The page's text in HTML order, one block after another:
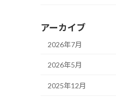
アーカイブ
2026年7月
2026年5月
2025年12月